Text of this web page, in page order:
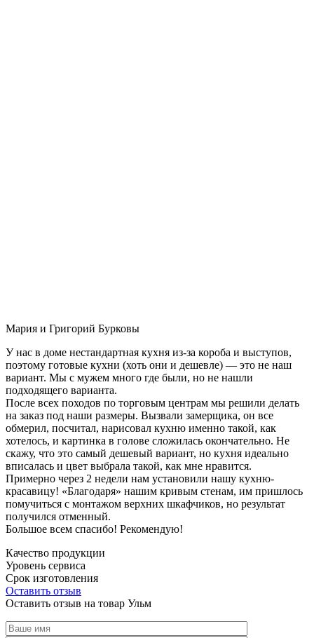
Мария и Григорий Бурковы
У нас в доме нестандартная кухня из-за короба и выступов,
поэтому готовые кухни (хоть они и дешевле) — это не наш
вариант. Мы с мужем много где были, но не нашли
подходящего варианта.
После всех походов по торговым центрам мы решили делать
на заказ под наши размеры. Вызвали замерщика, он все
обмерил, посчитал, нарисовал кухню именно такой, как
хотелось, и картинка в голове сложилась окончательно. Не
скажу, что это самый дешевый вариант, но кухня идеально
вписалась и цвет выбрала такой, как мне нравится.
Примерно через 2 недели нам установили нашу кухню-
красавицу! «Благодаря» нашим кривым стенам, им пришлось
помучиться с монтажом верхних шкафчиков, но результат
получился отменный.
Большое всем спасибо! Рекомендую!
Качество продукции
Уровень сервиса
Срок изготовления
Оставить отзыв
Оставить отзыв на товар Ульм